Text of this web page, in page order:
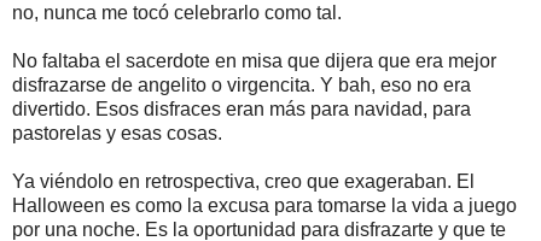
no, nunca me tocó celebrarlo como tal.
No faltaba el sacerdote en misa que dijera que era mejor
disfrazarse de angelito o virgencita. Y bah, eso no era
divertido. Esos disfraces eran más para navidad, para
pastorelas y esas cosas.
Ya viéndolo en retrospectiva, creo que exageraban. El
Halloween es como la excusa para tomarse la vida a juego
por una noche. Es la oportunidad para disfrazarte y que te